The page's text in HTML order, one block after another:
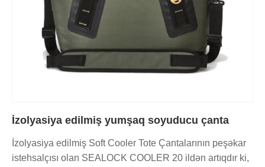
İzolyasiya edilmiş yumşaq soyuducu çanta
İzolyasiya edilmiş Soft Cooler Tote Çantalarının peşəkar
istehsalçısı olan SEALOCK COOLER 20 ildən artıqdır ki,